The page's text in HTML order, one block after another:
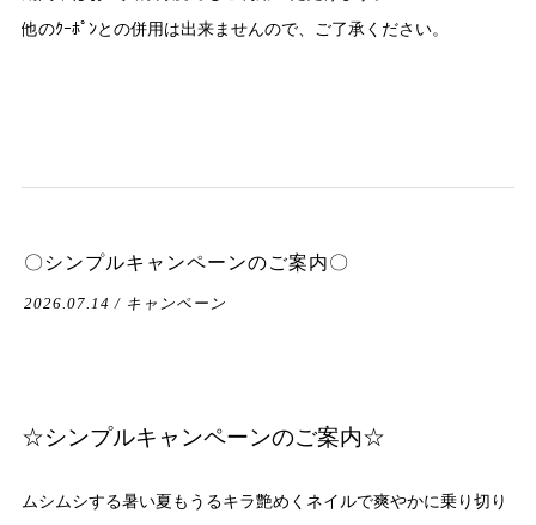
他のｸｰﾎﾟﾝとの併用は出来ませんので、ご了承ください。
〇シンプルキャンペーンのご案内〇
2026.07.14 / キャンペーン
☆シンプルキャンペーンのご案内☆
ムシムシする暑い夏もうるキラ艶めくネイルで爽やかに乗り切り